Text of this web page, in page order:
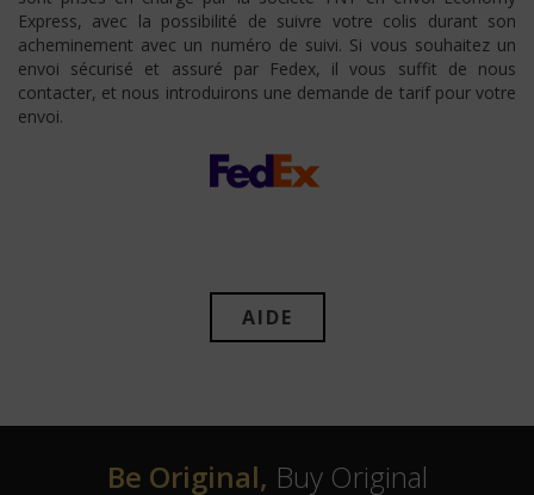
Express, avec la possibilité de suivre votre colis durant son
acheminement avec un numéro de suivi. Si vous souhaitez un
envoi sécurisé et assuré par Fedex, il vous suffit de nous
contacter, et nous introduirons une demande de tarif pour votre
envoi.
AIDE
Be Original, Buy Original